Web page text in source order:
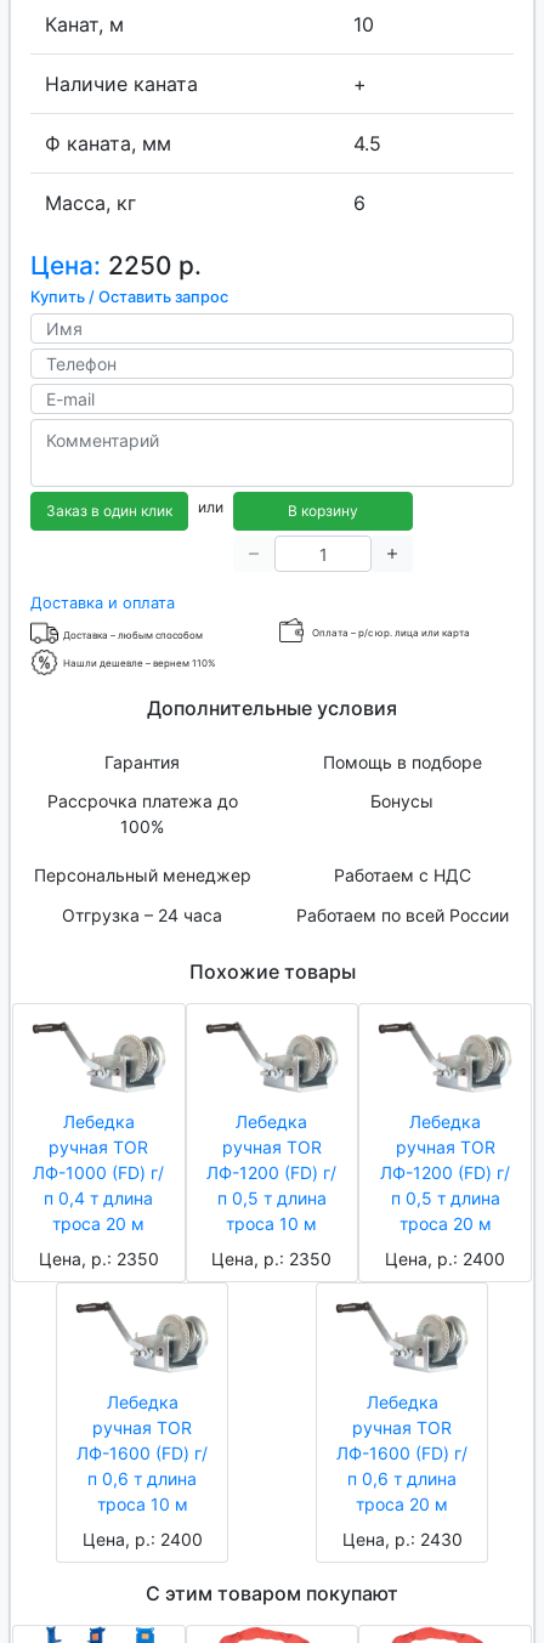
Канат, м 10
Наличие каната +
Ф каната, мм 4.5
Масса, кг 6
Цена: 2250 р.
Купить / Оставить запрос
Заказ в один клик или В корзину
Доставка и оплата
Доставка – любым способом Оплата – р/с юр. лица или карта
Нашли дешевле – вернем 110%
Дополнительные условия
Гарантия
Помощь в подборе
Рассрочка платежа до
100%
Бонусы
Персональный менеджер
Работаем с НДС
Отгрузка – 24 часа
Работаем по всей России
Похожие товары
Лебедка
ручная TOR
ЛФ-1000 (FD) г/
п 0,4 т длина
троса 20 м
Цена, р.: 2350
Лебедка
ручная TOR
ЛФ-1200 (FD) г/
п 0,5 т длина
троса 10 м
Цена, р.: 2350
Лебедка
ручная TOR
ЛФ-1200 (FD) г/
п 0,5 т длина
троса 20 м
Цена, р.: 2400
Лебедка
ручная TOR
ЛФ-1600 (FD) г/
п 0,6 т длина
троса 10 м
Цена, р.: 2400
Лебедка
ручная TOR
ЛФ-1600 (FD) г/
п 0,6 т длина
троса 20 м
Цена, р.: 2430
С этим товаром покупают